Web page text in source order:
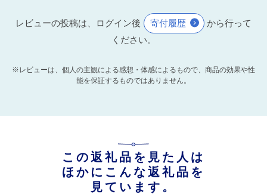
レビューの投稿は、ログイン後 寄付履歴
から行って
ください。
※レビューは、個人の主観による感想・体感によるもので、商品の効果や性
能を保証するものではありません。
この返礼品を見た人は
ほかにこんな返礼品を
見ています。